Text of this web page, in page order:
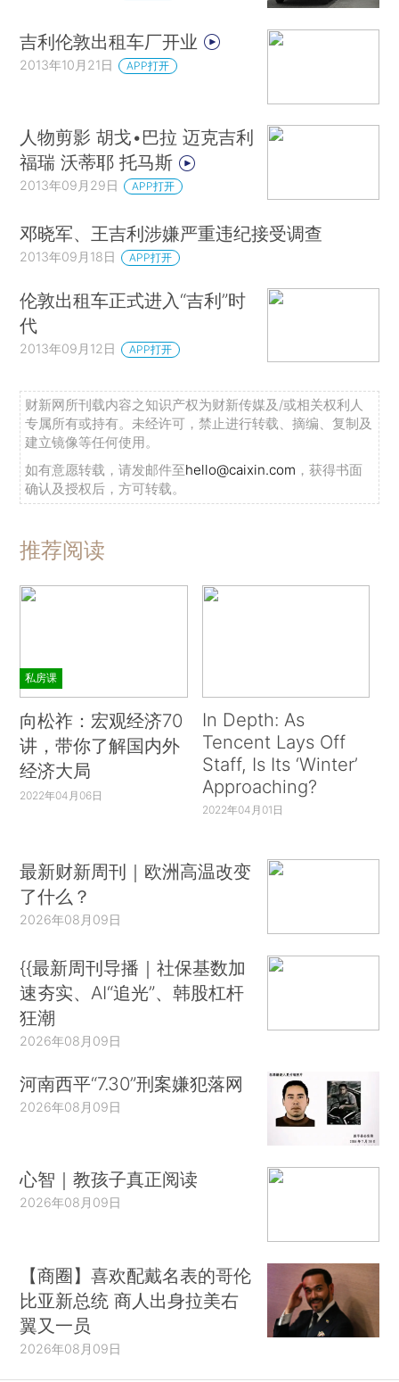
吉利伦敦出租车厂开业
2013年10月21日 APP打开
人物剪影 胡戈•巴拉 迈克吉利
福瑞 沃蒂耶 托马斯
2013年09月29日 APP打开
邓晓军、王吉利涉嫌严重违纪接受调查
2013年09月18日 APP打开
伦敦出租车正式进入“吉利”时
代
2013年09月12日 APP打开
财新网所刊载内容之知识产权为财新传媒及/或相关权利人
专属所有或持有。未经许可，禁止进行转载、摘编、复制及
建立镜像等任何使用。
如有意愿转载，请发邮件至hello@caixin.com ，获得书面
确认及授权后，方可转载。
推荐阅读
私房课
向松祚：宏观经济70
讲，带你了解国内外
经济大局
2022年04月06日
In Depth: As
Tencent Lays Off
Staff, Is Its ‘Winter’
Approaching?
2022年04月01日
最新财新周刊｜欧洲高温改变
了什么？
2026年08月09日
{{最新周刊导播｜社保基数加
速夯实、AI“追光”、韩股杠杆
狂潮
2026年08月09日
河南西平“7.30”刑案嫌犯落网
2026年08月09日
心智｜教孩子真正阅读
2026年08月09日
【商圈】喜欢配戴名表的哥伦
比亚新总统 商人出身拉美右
翼又一员
2026年08月09日